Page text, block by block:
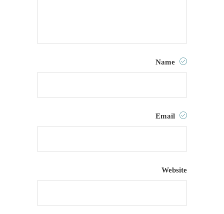
Name
Email
Website